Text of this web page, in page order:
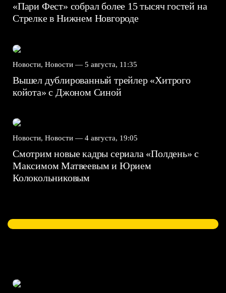
«Пари Фест» собрал более 15 тысяч гостей на
Стрелке в Нижнем Новгороде
Новости, Новости — 5 августа, 11:35
Вышел дублированный трейлер «Хитрого
койота» с Джоном Синой
Новости, Новости — 4 августа, 19:05
Смотрим новые кадры сериала «Полдень» с
Максимом Матвеевым и Юрием
Колокольниковым